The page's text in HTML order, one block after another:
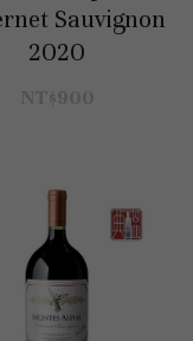
Sauvignon
2020